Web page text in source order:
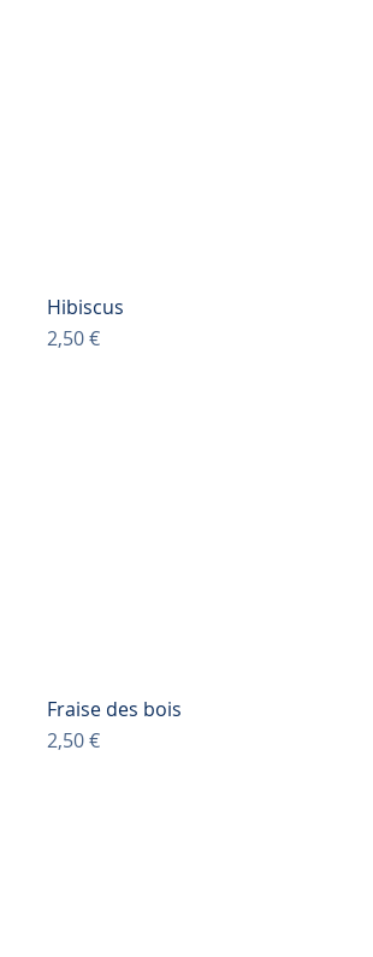
Hibiscus
Prix
2,50 €
Fraise des bois
Prix
2,50 €